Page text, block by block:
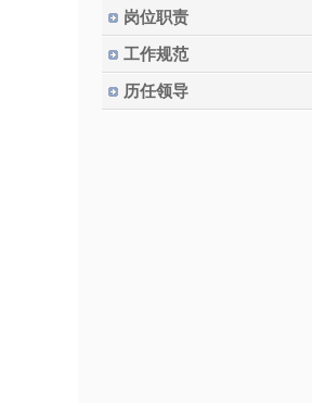
岗位职责
工作规范
历任领导